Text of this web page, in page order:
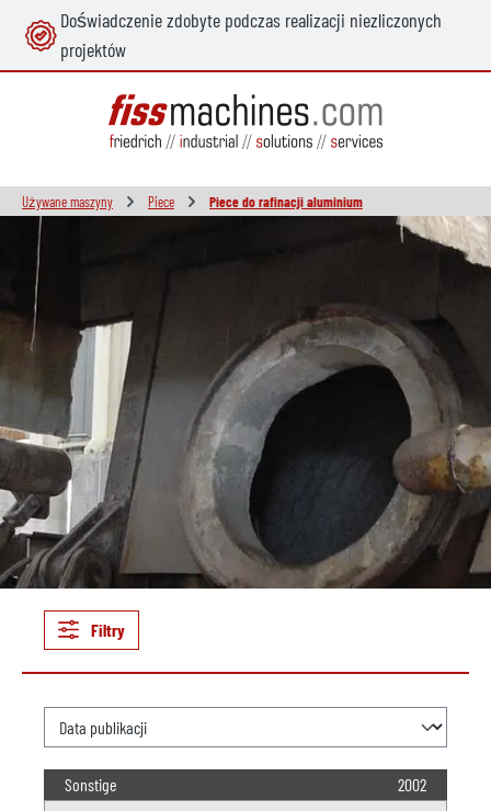
zawartości
Doświadczenie zdobyte podczas realizacji niezliczonych
projektów
Używane maszyny Piece Piece do rafinacji aluminium
Filtry
Sonstige 2002